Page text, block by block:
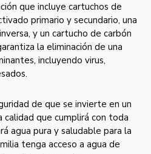
que incluye cartuchos de
primario y secundario, una
y un cartucho de carbón
la eliminación de una
incluyendo virus,
de que se invierte en un
que cumplirá con toda
agua pura y saludable para la
tenga acceso a agua de